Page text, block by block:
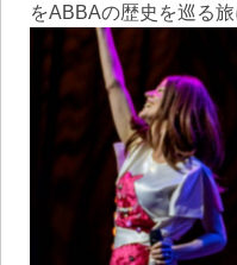
をABBAの歴史を巡る